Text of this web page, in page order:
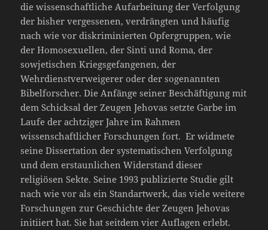
die wissenschaftliche Aufarbeitung der Verfolgung
der bisher vergessenen, verdrängten und häufig
nach wie vor diskriminierten Opfergruppen, wie
der Homosexuellen, der Sinti und Roma, der
sowjetischen Kriegsgefangenen, der
Wehrdienstverweigerer oder der sogenannten
Bibelforscher. Die Anfänge seiner Beschäftigung mit
dem Schicksal der Zeugen Jehovas setzte Garbe im
Laufe der achtziger Jahre im Rahmen
wissenschaftlicher Forschungen fort. Er widmete
seine Dissertation der systematischen Verfolgung
und dem erstaunlichen Widerstand dieser
religiösen Sekte. Seine 1993 publizierte Studie gilt
nach wie vor als ein Standartwerk, das viele weitere
Forschungen zur Geschichte der Zeugen Jehovas
initiiert hat. Sie hat seitdem vier Auflagen erlebt.